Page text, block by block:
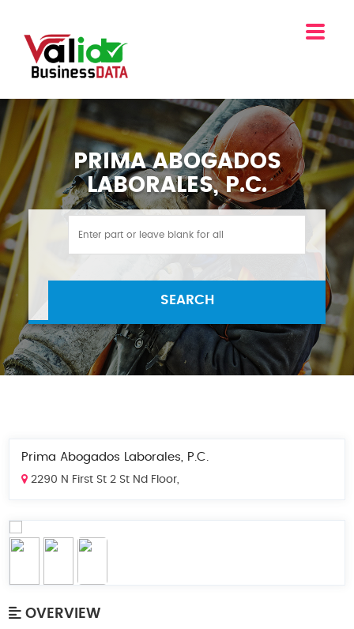
PRIMA ABOGADOS
LABORALES, P.C.
SEARCH
Prima Abogados Laborales, P.C.
2290 N First St 2 St Nd Floor,
OVERVIEW